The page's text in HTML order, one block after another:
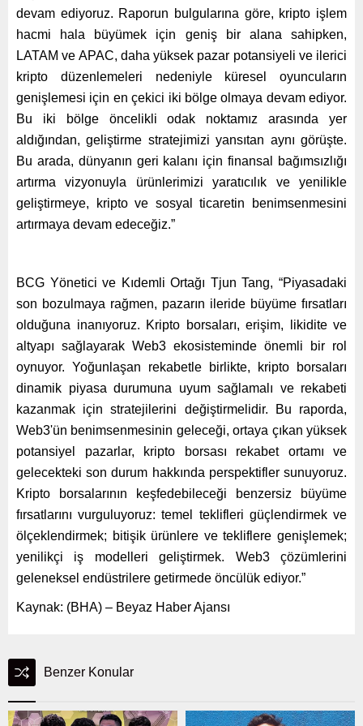
devam ediyoruz. Raporun bulgularına göre, kripto işlem
hacmi hala büyümek için geniş bir alana sahipken,
LATAM ve APAC, daha yüksek pazar potansiyeli ve ilerici
kripto düzenlemeleri nedeniyle küresel oyuncuların
genişlemesi için en çekici iki bölge olmaya devam ediyor.
Bu iki bölge öncelikli odak noktamız arasında yer
aldığından, geliştirme stratejimizi yansıtan aynı görüşte.
Bu arada, dünyanın geri kalanı için finansal bağımsızlığı
artırma vizyonuyla ürünlerimizi yaratıcılık ve yenilikle
geliştirmeye, kripto ve sosyal ticaretin benimsenmesini
artırmaya devam edeceğiz.”
BCG Yönetici ve Kıdemli Ortağı Tjun Tang, “Piyasadaki
son bozulmaya rağmen, pazarın ileride büyüme fırsatları
olduğuna inanıyoruz. Kripto borsaları, erişim, likidite ve
altyapı sağlayarak Web3 ekosisteminde önemli bir rol
oynuyor. Yoğunlaşan rekabetle birlikte, kripto borsaları
dinamik piyasa durumuna uyum sağlamalı ve rekabeti
kazanmak için stratejilerini değiştirmelidir. Bu raporda,
Web3'ün benimsenmesinin geleceği, ortaya çıkan yüksek
potansiyel pazarlar, kripto borsası rekabet ortamı ve
gelecekteki son durum hakkında perspektifler sunuyoruz.
Kripto borsalarının keşfedebileceği benzersiz büyüme
fırsatlarını vurguluyoruz: temel teklifleri güçlendirmek ve
ölçeklendirmek; bitişik ürünlere ve tekliflere genişlemek;
yenilikçi iş modelleri geliştirmek. Web3 çözümlerini
geleneksel endüstrilere getirmede öncülük ediyor.”
Kaynak: (BHA) – Beyaz Haber Ajansı
Benzer Konular